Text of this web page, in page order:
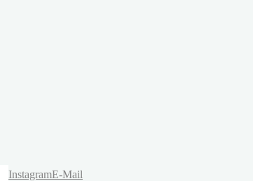
InstagramE-Mail